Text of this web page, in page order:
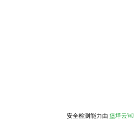
安全检测能力由 堡塔云